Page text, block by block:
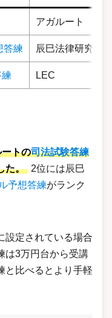
アガルート
答練 辰巳法律研究所
LEC
トの司法試験答練
た。
2位には辰巳
予想答練がランク
設定されている場合
は3万円台から受講
と比べるとより手軽